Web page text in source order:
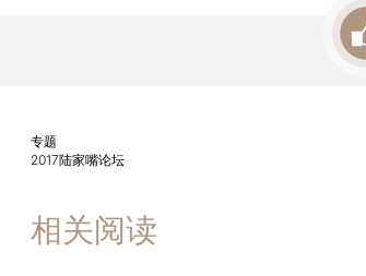
专题
2017陆家嘴论坛
相关阅读